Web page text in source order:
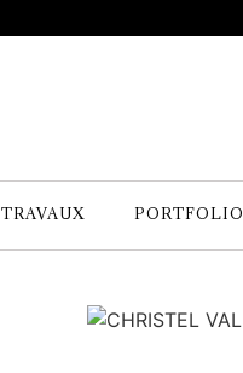
TRAVAUX PORTFOLIO